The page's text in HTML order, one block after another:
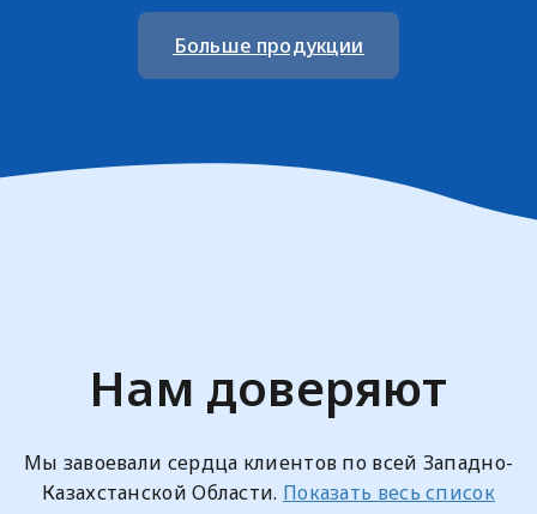
Больше продукции
Нам доверяют
Мы завоевали сердца клиентов по всей Западно-
Казахстанской Области. Показать весь список